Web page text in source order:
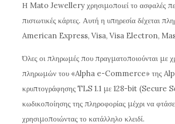
Η Mato Jewellery χρησιμοποιεί το ασφαλές
πιστωτικές κάρτες. Αυτή η υπηρεσία δέχεται
American Express, Visa, Visa Electron,
Όλες οι πληρωμές που πραγματοποιούνται με
πληρωμών του «Alpha e-Commerce» της
κρυπτογράφησης TLS 1.1 με 128-bit (Secure
κωδικοποίησης της πληροφορίας μέχρι να
χρησιμοποιώντας το κατάλληλο κλειδί.